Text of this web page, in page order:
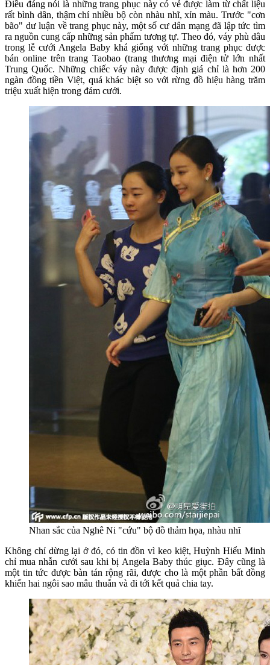
Điều đáng nói là những trang phục này có vẻ được làm từ chất liệu
rất bình dân, thậm chí nhiều bộ còn nhàu nhĩ, xỉn màu. Trước "cơn
bão" dư luận về trang phục này, một số cư dân mạng đã lập tức tìm
ra nguồn cung cấp những sản phẩm tương tự. Theo đó, váy phù dâu
trong lễ cưới Angela Baby khá giống với những trang phục được
bán online trên trang Taobao (trang thương mại điện tử lớn nhất
Trung Quốc. Những chiếc váy này được định giá chỉ là hơn 200
ngàn đồng tiền Việt, quá khác biệt so với rừng đồ hiệu hàng trăm
triệu xuất hiện trong đám cưới.
Nhan sắc của Nghê Ni "cứu" bộ đồ thảm họa, nhàu nhĩ
Không chỉ dừng lại ở đó, có tin đồn vì keo kiệt, Huỳnh Hiểu Minh
chỉ mua nhẫn cưới sau khi bị Angela Baby thúc giục. Đây cũng là
một tin tức được bàn tán rộng rãi, được cho là một phần bất đồng
khiến hai ngôi sao mâu thuẫn và đi tới kết quả chia tay.